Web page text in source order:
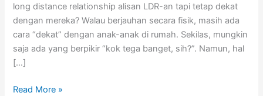
long distance relationship alisan LDR-an tapi tetap dekat
dengan mereka? Walau berjauhan secara fisik, masih ada
cara “dekat” dengan anak-anak di rumah. Sekilas, mungkin
saja ada yang berpikir “kok tega banget, sih?”. Namun, hal
[…]
Read More »